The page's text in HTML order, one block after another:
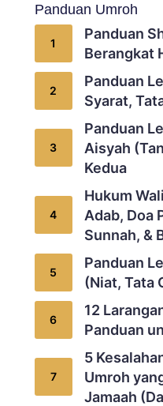
Panduan Umroh
Panduan
Berangkat
Panduan
Syarat,
Panduan
Aisyah
Kedua
Hukum
Adab, Doa
Sunnah, &
Panduan
(Niat, Tata
12
Panduan
5
Umroh
Jamaah